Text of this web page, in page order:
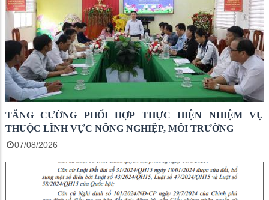
TĂNG CƯỜNG PHỐI HỢP THỰC HIỆN NHIỆM VỤ
THUỘC LĨNH VỰC NÔNG NGHIỆP, MÔI TRƯỜNG
07/08/2026